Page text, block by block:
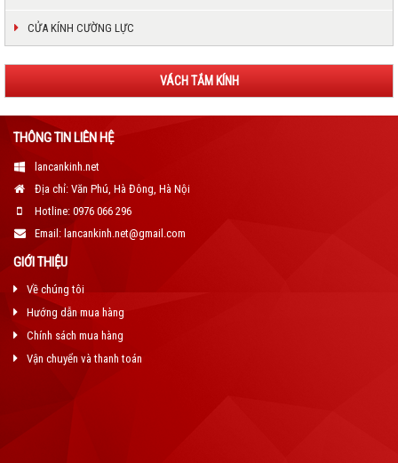
CỬA KÍNH CƯỜNG LỰC
VÁCH TẮM KÍNH
THÔNG TIN LIÊN HỆ
lancankinh.net
Địa chỉ: Văn Phú, Hà Đông, Hà Nội
Hotline: 0976 066 296
Email: lancankinh.net@gmail.com
GIỚI THIỆU
Về chúng tôi
Hướng dẫn mua hàng
Chính sách mua hàng
Vận chuyển và thanh toán